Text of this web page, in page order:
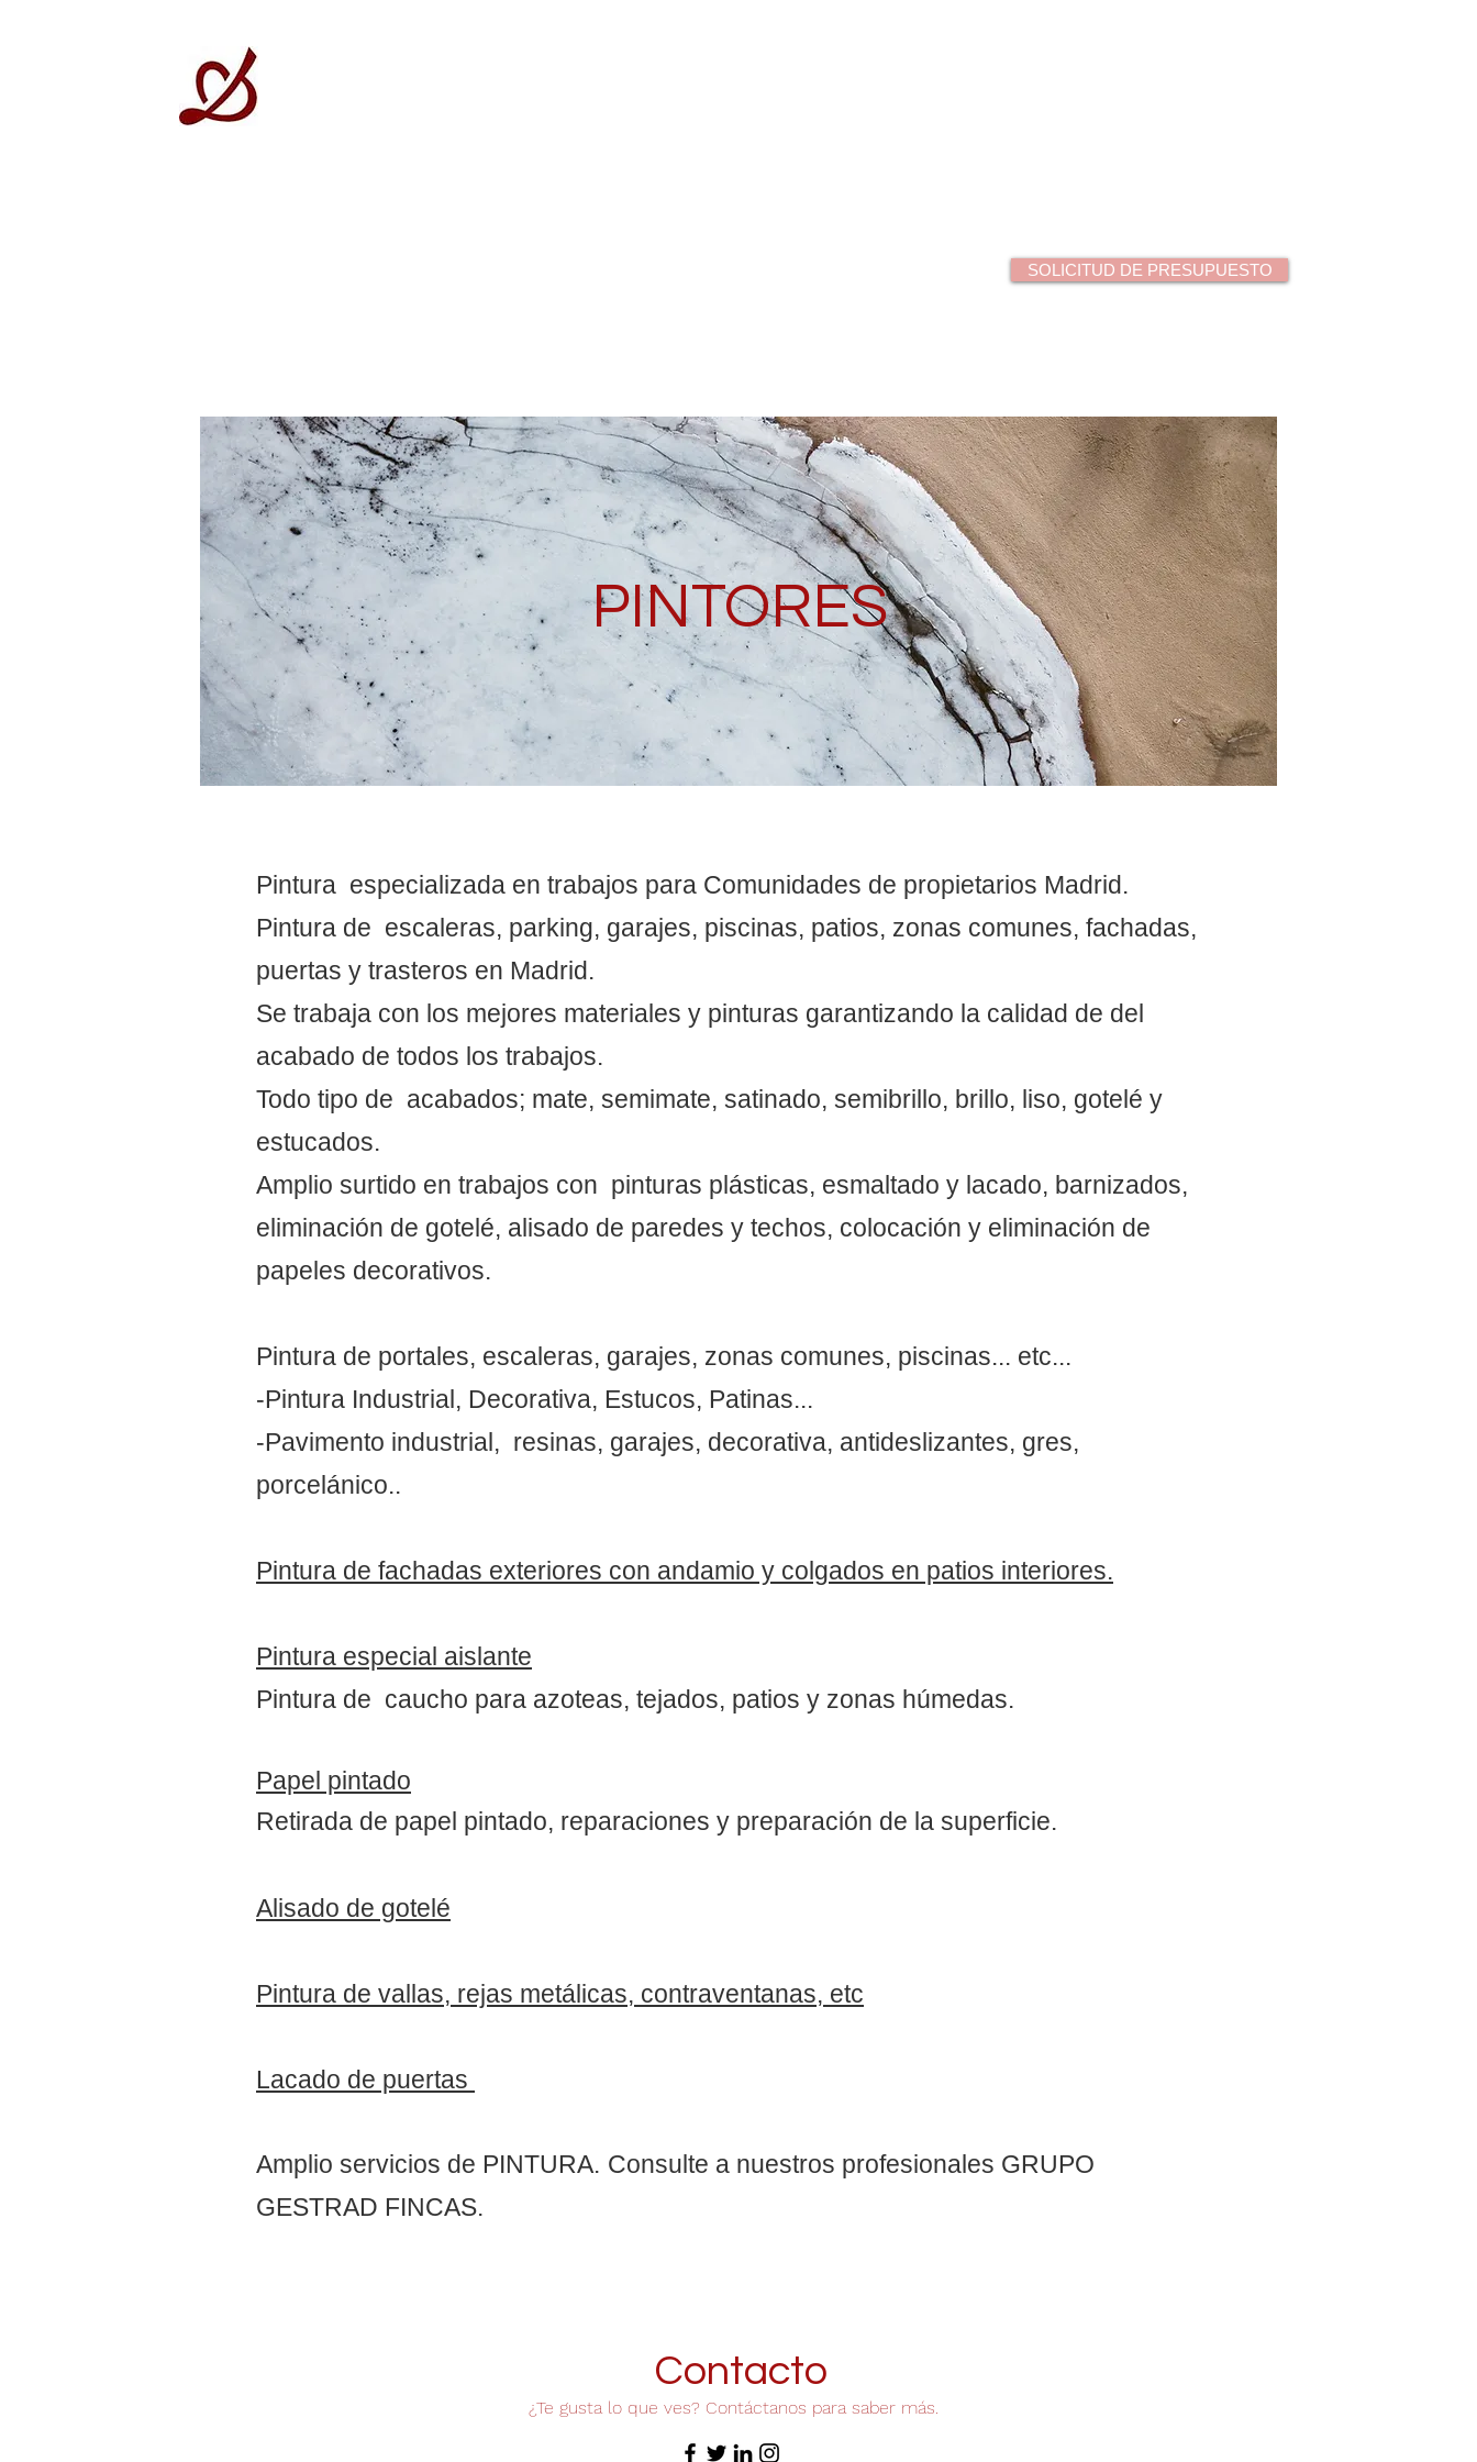
SOLICITUD DE PRESUPUESTO
PINTORES
Pintura especializada en trabajos para Comunidades de propietarios Madrid.
Pintura de escaleras, parking, garajes, piscinas, patios, zonas comunes, fachadas,
puertas y trasteros en Madrid.
Se trabaja con los mejores materiales y pinturas garantizando la calidad de del
acabado de todos los trabajos.
Todo tipo de acabados; mate, semimate, satinado, semibrillo, brillo, liso, gotelé y
estucados.
Amplio surtido en trabajos con pinturas plásticas, esmaltado y lacado, barnizados,
eliminación de gotelé, alisado de paredes y techos, colocación y eliminación de
papeles decorativos.
Pintura de portales, escaleras, garajes, zonas comunes, piscinas... etc...
-Pintura Industrial, Decorativa, Estucos, Patinas...
-Pavimento industrial, resinas, garajes, decorativa, antideslizantes, gres,
porcelánico..
Pintura de fachadas exteriores con andamio y colgados en patios interiores.
Pintura especial aislante
Pintura de caucho para azoteas, tejados, patios y zonas húmedas.
Papel pintado
Retirada de papel pintado, reparaciones y preparación de la superficie.
Alisado de gotelé
Pintura de vallas, rejas metálicas, contraventanas, etc
Lacado de puertas
Amplio servicios de PINTURA. Consulte a nuestros profesionales GRUPO
GESTRAD FINCAS.
Contacto
​¿Te gusta lo que ves? Contáctanos para saber más.